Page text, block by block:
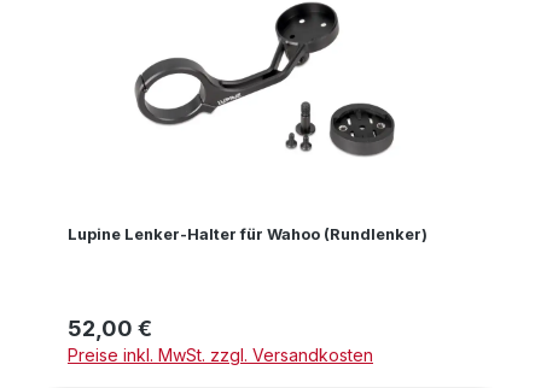
Lupine Lenker-Halter für Wahoo (Rundlenker)
Regulärer Preis:
52,00 €
Preise inkl. MwSt. zzgl. Versandkosten